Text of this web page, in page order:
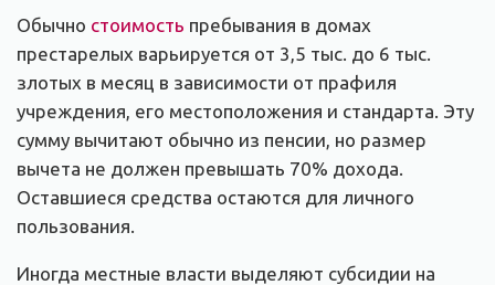
Обычно стоимость пребывания в домах
престарелых варьируется от 3,5 тыс. до 6 тыс.
злотых в месяц в зависимости от прафиля
учреждения, его местоположения и стандарта. Эту
сумму вычитают обычно из пенсии, но размер
вычета не должен превышать 70% дохода.
Оставшиеся средства остаются для личного
пользования.
Иногда местные власти выделяют субсидии на